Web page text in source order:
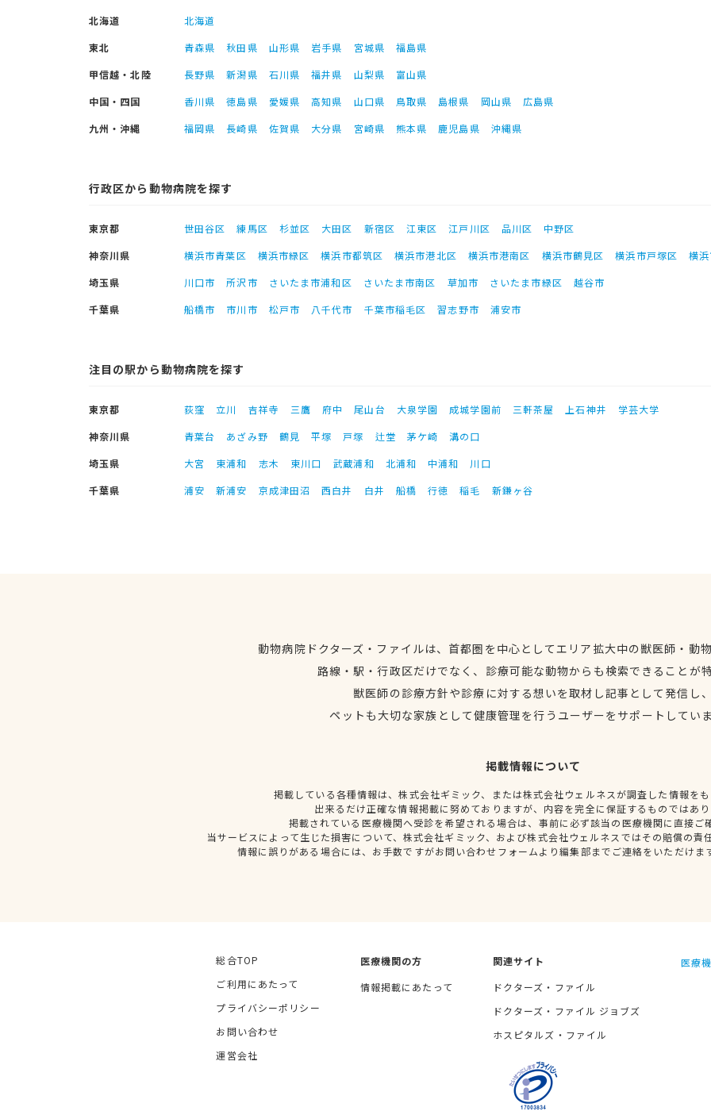
北海道
北海道
東北
青森県 秋田県 山形県 岩手県 宮城県
福島県
甲信越・北陸
長野県 新潟県 石川県 福井県 山梨県
富山県
中国・四国
香川県 徳島県 愛媛県 高知県 山口県 鳥取県 島根県 岡山県
広島県
九州・沖縄
福岡県 長崎県 佐賀県 大分県 宮崎県 熊本県 鹿児島県 沖縄県
行政区から動物病院を探す
東京都 世田谷区 練馬区 杉並区 大田区 新宿区 江東区 江戸川区 品川区
中野区
神奈川県
横浜市青葉区 横浜市緑区 横浜市都筑区 横浜市港北区 横浜市港南区 横浜市鶴見区 横浜市戸塚区
横
埼玉県
川口市 所沢市 さいたま市浦和区 さいたま市南区 草加市 さいたま市緑区
越谷市
千葉県
船橋市 市川市 松戸市 八千代市 千葉市稲毛区 習志野市 浦安市
注目の駅から動物病院を探す
東京都 荻窪 立川 吉祥寺 三鷹 府中 尾山台 大泉学園 成城学園前 三軒茶屋 上石神井
学芸大学
神奈川県
青葉台 あざみ野 鶴見 平塚 戸塚 辻堂 茅ケ崎
溝の口
埼玉県
大宮 東浦和 志木 東川口 武蔵浦和 北浦和 中浦和
川口
千葉県
浦安 新浦安 京成津田沼 西白井 白井 船橋 行徳 稲毛 新鎌ヶ谷
動物病院ドクターズ・ファイルは、首都圏を中心としてエリア拡大中の獣医師・動
路線・駅・行政区だけでなく、診療可能な動物からも検索できることが
獣医師の診療方針や診療に対する想いを取材し記事として発信し
ペットも大切な家族として健康管理を行うユーザーをサポートしてい
掲載情報について
掲載している各種情報は、株式会社ギミック、または株式会社ウェルネスが調査した情報を
出来るだけ正確な情報掲載に努めておりますが、内容を完全に保証するものではあ
掲載されている医療機関へ受診を希望される場合は、事前に必ず該当の医療機関に直接ご
当サービスによって生じた損害について、株式会社ギミック、および株式会社ウェルネスではその賠償の責
情報に誤りがある場合には、お手数ですがお問い合わせフォームより編集部までご連絡をいただけま
総合TOP
ご利用にあたって
プライバシーポリシー
お問い合わせ
運営会社
医療機関の方
情報掲載にあたって
関連サイト
ドクターズ・ファイル
ドクターズ・ファイル ジョブズ
ホスピタルズ・ファイル
医療